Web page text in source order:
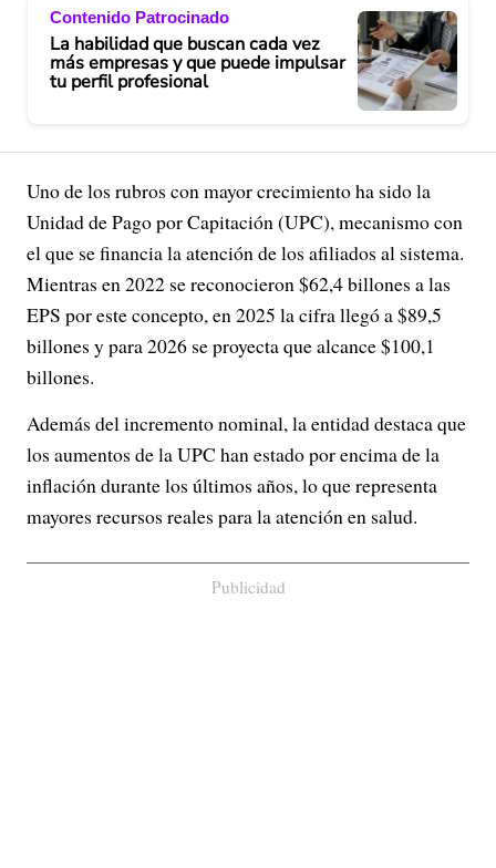
Contenido Patrocinado
La habilidad que buscan cada vez
más empresas y que puede impulsar
tu perfil profesional
Uno de los rubros con mayor crecimiento ha sido la
Unidad de Pago por Capitación (UPC), mecanismo con
el que se financia la atención de los afiliados al sistema.
Mientras en 2022 se reconocieron $62,4 billones a las
EPS por este concepto, en 2025 la cifra llegó a $89,5
billones y para 2026 se proyecta que alcance $100,1
billones.
Además del incremento nominal, la entidad destaca que
los aumentos de la UPC han estado por encima de la
inflación durante los últimos años, lo que representa
mayores recursos reales para la atención en salud.
Publicidad